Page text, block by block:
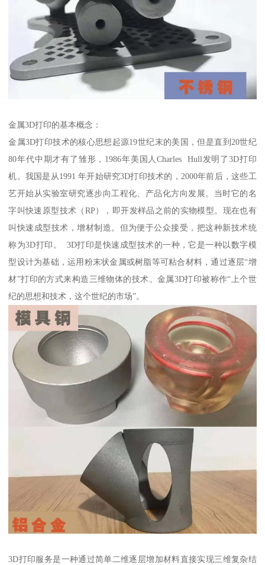
金属3D打印的基本概念：
金属3D打印技术的核心思想起源19世纪末的美国，但是直到20世纪
80年代中期才有了雏形，1986年美国人Charles Hull发明了3D打印
机。我国是从1991 年开始研究3D打印技术的，2000年前后，这些工
艺开始从实验室研究逐步向工程化、产品化方向发展。当时它的名
字叫快速原型技术（RP），即开发样品之前的实物模型。现在也有
叫快速成型技术，增材制造。但为便于公众接受，把这种新技术统
称为3D打印。 3D打印是快速成型技术的一种，它是一种以数字模
型设计为基础，运用粉末状金属或树脂等可粘合材料，通过逐层“增
材”打印的方式来构造三维物体的技术。金属3D打印被称作“上个世
纪的思想和技术，这个世纪的市场”。
3D打印服务是一种通过简单二维逐层增加材料直接实现三维复杂结